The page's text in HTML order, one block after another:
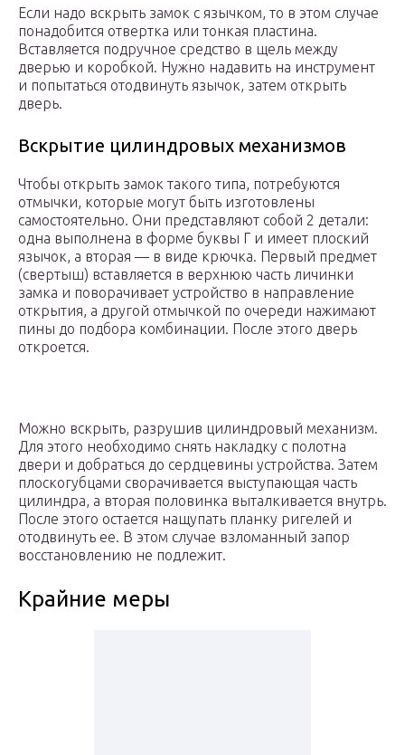
Если надо вскрыть замок с язычком, то в этом случае
понадобится отвертка или тонкая пластина.
Вставляется подручное средство в щель между
дверью и коробкой. Нужно надавить на инструмент
и попытаться отодвинуть язычок, затем открыть
дверь.
Вскрытие цилиндровых механизмов
Чтобы открыть замок такого типа, потребуются
отмычки, которые могут быть изготовлены
самостоятельно. Они представляют собой 2 детали:
одна выполнена в форме буквы Г и имеет плоский
язычок, а вторая — в виде крючка. Первый предмет
(свертыш) вставляется в верхнюю часть личинки
замка и поворачивает устройство в направление
открытия, а другой отмычкой по очереди нажимают
пины до подбора комбинации. После этого дверь
откроется.
Можно вскрыть, разрушив цилиндровый механизм.
Для этого необходимо снять накладку с полотна
двери и добраться до сердцевины устройства. Затем
плоскогубцами сворачивается выступающая часть
цилиндра, а вторая половинка выталкивается внутрь.
После этого остается нащупать планку ригелей и
отодвинуть ее. В этом случае взломанный запор
восстановлению не подлежит.
Крайние меры